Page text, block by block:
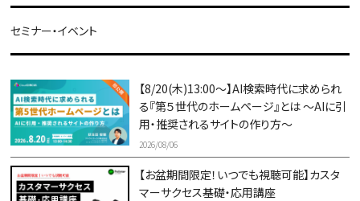
セミナー・イベント
【8/20(木)13:00～】AI検索時代に求められ
る『第５世代のホームページ』とは ～AIに引
用・推奨されるサイトの作り方～
2026/08/06
【お盆期間限定！いつでも視聴可能】カスタ
マーサクセス基礎・応用講座